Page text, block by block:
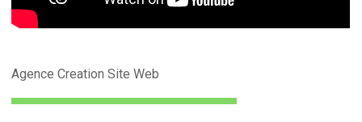
Agence Creation Site Web